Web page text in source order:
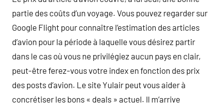
partie des coûts d’un voyage. Vous pouvez regarder sur
Google Flight pour connaître l’estimation des articles
d’avion pour la période à laquelle vous désirez partir
dans le cas où vous ne privilégiez aucun pays en clair,
peut-être ferez-vous votre index en fonction des prix
des posts d’avion. Le site Yulair peut vous aider à
concrétiser les bons « deals » actuel. Il m’arrive